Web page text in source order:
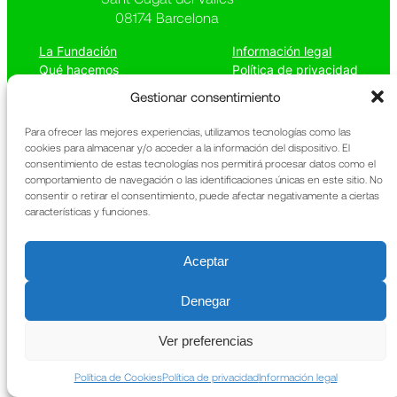
Gestionar consentimiento
Para ofrecer las mejores experiencias, utilizamos tecnologías como las
cookies para almacenar y/o acceder a la información del dispositivo. El
consentimiento de estas tecnologías nos permitirá procesar datos como el
comportamiento de navegación o las identificaciones únicas en este sitio. No
consentir o retirar el consentimiento, puede afectar negativamente a ciertas
características y funciones.
Aceptar
Denegar
Ver preferencias
Política de CookiesPolítica de privacidadInformación legal
08174 Barcelona
La Fundación
Qué hacemos
Contacto
Información legal
Política de privacidad
Memoria anual
URIACH